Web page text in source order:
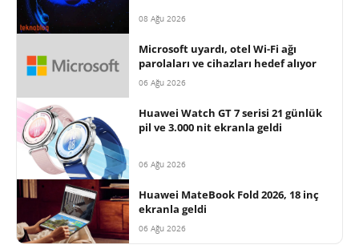
08 Ağu 2026
Microsoft uyardı, otel Wi-Fi ağı
parolaları ve cihazları hedef alıyor
06 Ağu 2026
Huawei Watch GT 7 serisi 21 günlük
pil ve 3.000 nit ekranla geldi
06 Ağu 2026
Huawei MateBook Fold 2026, 18 inç
ekranla geldi
06 Ağu 2026